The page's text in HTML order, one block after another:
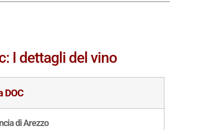
I dettagli del vino
DOC
di Arezzo